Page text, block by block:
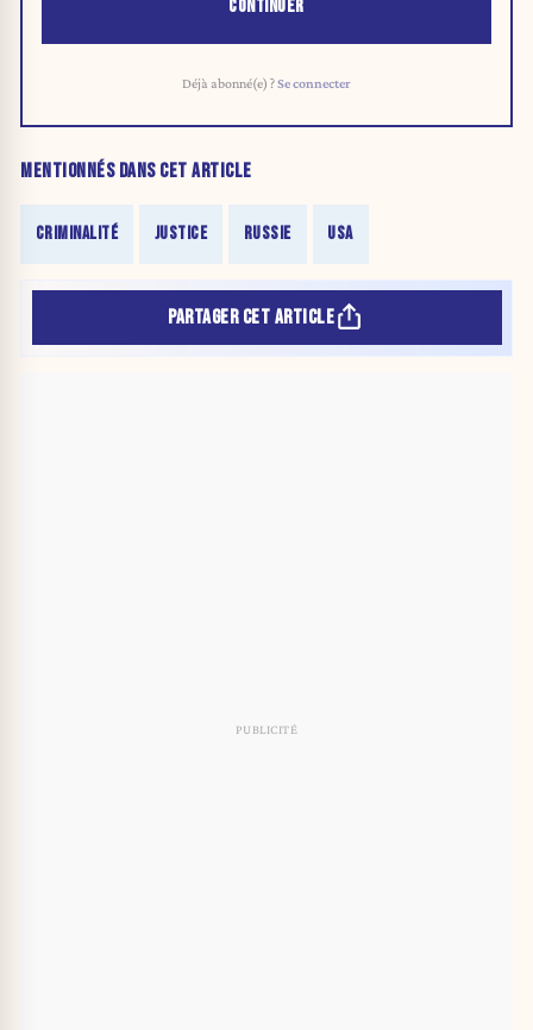
CONTINUER
Déjà abonné(e) ?Se connecter
MENTIONNÉS DANS CET ARTICLE
CRIMINALITÉ JUSTICE RUSSIE USA
PARTAGER CET ARTICLE